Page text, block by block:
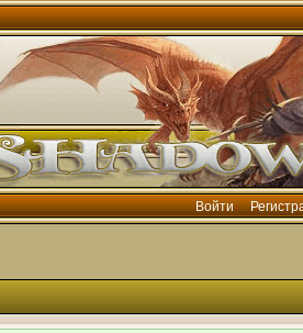
Войти